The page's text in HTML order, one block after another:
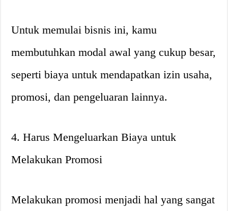
Untuk memulai bisnis ini, kamu
membutuhkan modal awal yang cukup besar,
seperti biaya untuk mendapatkan izin usaha,
promosi, dan pengeluaran lainnya.
4. Harus Mengeluarkan Biaya untuk
Melakukan Promosi
Melakukan promosi menjadi hal yang sangat